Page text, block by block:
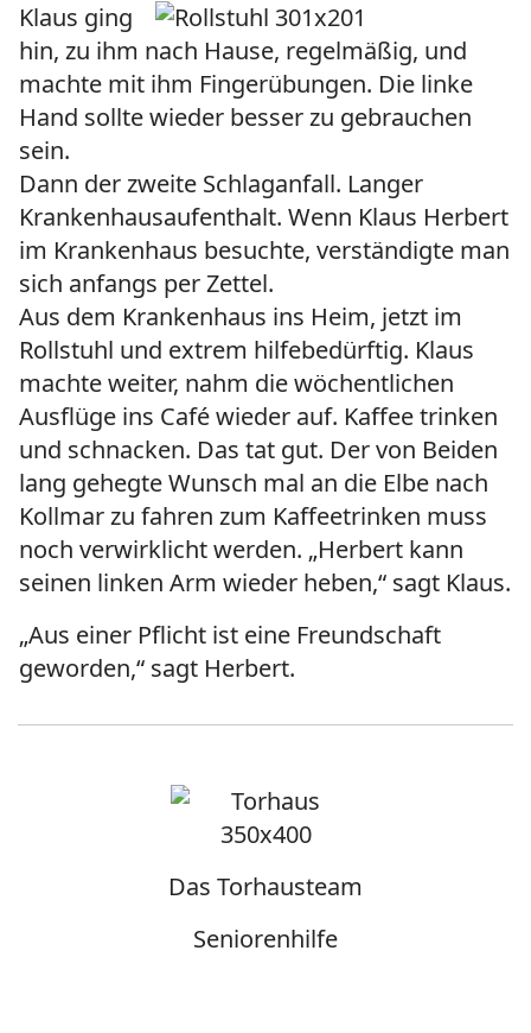
Klaus ging
hin, zu ihm nach Hause, regelmäßig, und
machte mit ihm Fingerübungen. Die linke
Hand sollte wieder besser zu gebrauchen
sein.
Dann der zweite Schlaganfall. Langer
Krankenhausaufenthalt. Wenn Klaus Herbert
im Krankenhaus besuchte, verständigte man
sich anfangs per Zettel.
Aus dem Krankenhaus ins Heim, jetzt im
Rollstuhl und extrem hilfebedürftig. Klaus
machte weiter, nahm die wöchentlichen
Ausflüge ins Café wieder auf. Kaffee trinken
und schnacken. Das tat gut. Der von Beiden
lang gehegte Wunsch mal an die Elbe nach
Kollmar zu fahren zum Kaffeetrinken muss
noch verwirklicht werden. „Herbert kann
seinen linken Arm wieder heben,“ sagt Klaus.
„Aus einer Pflicht ist eine Freundschaft
geworden,“ sagt Herbert.
Das Torhausteam
Seniorenhilfe